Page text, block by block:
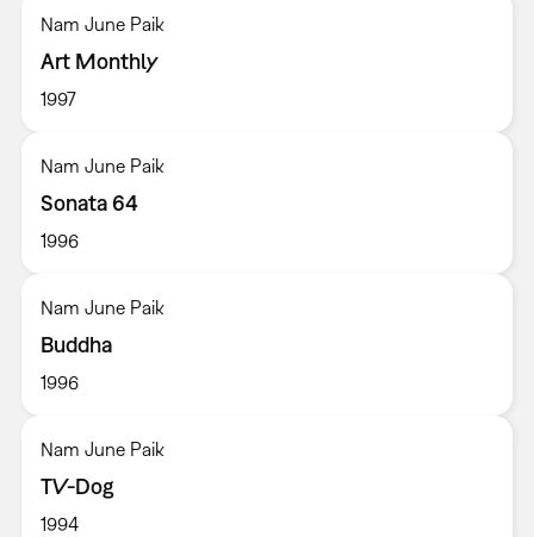
Nam June Paik
Art Monthly
1997
Nam June Paik
Sonata 64
1996
Nam June Paik
Buddha
1996
Nam June Paik
TV-Dog
1994